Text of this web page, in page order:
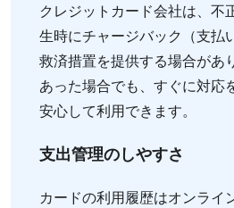
クレジットカード会社は、不
生時にチャージバック（支払
救済措置を提供する場合があ
あった場合でも、すぐに対応
安心して利用できます。
支出管理のしやすさ
カードの利用履歴はオンライ